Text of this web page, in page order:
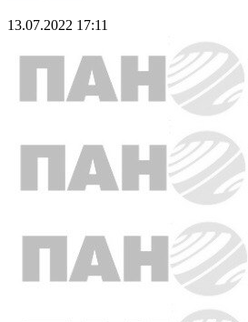
13.07.2022 17:11